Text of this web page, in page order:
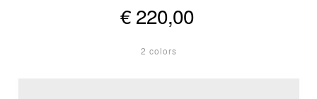
€ 220,00
2 colors